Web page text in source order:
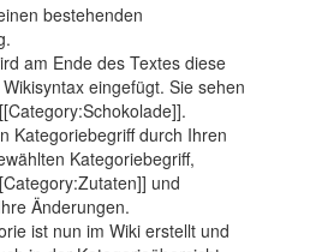
bestehenden
am Ende des Textes diese
eingefügt. Sie sehen
Kategoriebegriff durch Ihren
Kategoriebegriff,
und
Änderungen.
ist nun im Wiki erstellt und